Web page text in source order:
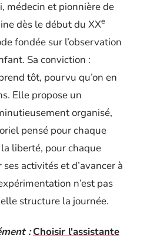
médecin et pionnière de
dès le début du XXe
fondée sur l’observation
Sa conviction :
tôt, pourvu qu’on en
Elle propose un
organisé,
pensé pour chaque
liberté, pour chaque
activités et d’avancer à
n’est pas
structure la journée.
: Choisir l'assistante